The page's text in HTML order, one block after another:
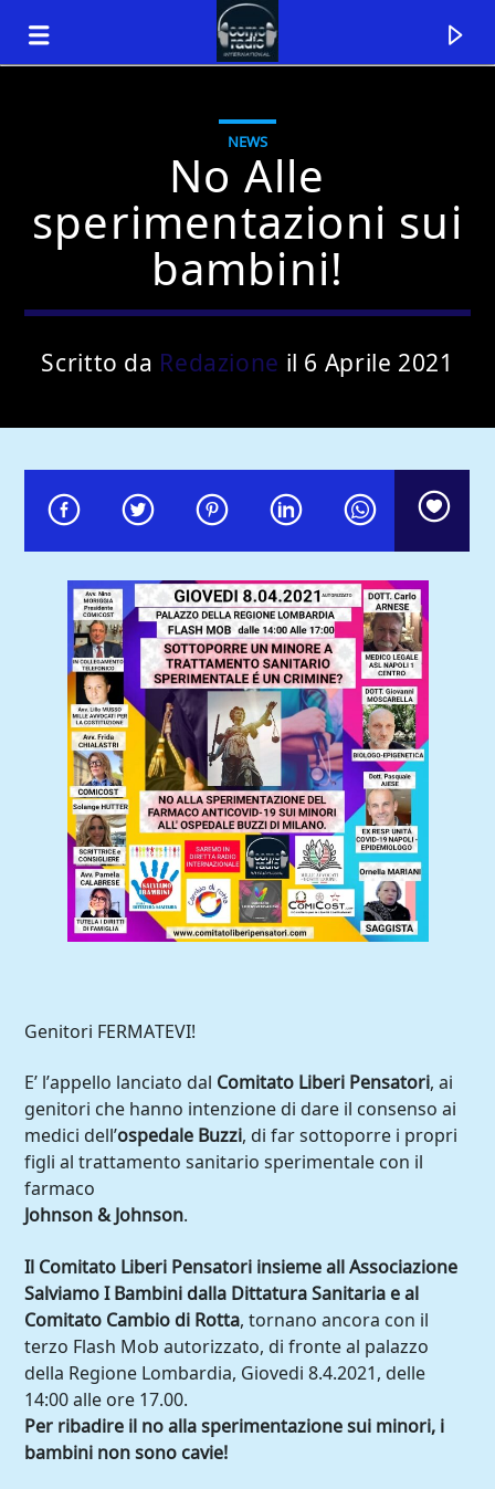
Artista
Comoradio International
NEWS
No Alle
sperimentazioni sui
bambini!
Scritto da Redazione il 6 Aprile 2021
Genitori FERMATEVI!
E’ l’appello lanciato dal Comitato Liberi Pensatori, ai
genitori che hanno intenzione di dare il consenso ai
medici dell’ospedale Buzzi, di far sottoporre i propri
figli al trattamento sanitario sperimentale con il
farmaco
Johnson & Johnson.
Il Comitato Liberi Pensatori insieme all Associazione
Salviamo I Bambini dalla Dittatura Sanitaria e al
Comitato Cambio di Rotta, tornano ancora con il
terzo Flash Mob autorizzato, di fronte al palazzo
della Regione Lombardia, Giovedi 8.4.2021, delle
14:00 alle ore 17.00.
Per ribadire il no alla sperimentazione sui minori, i
bambini non sono cavie!